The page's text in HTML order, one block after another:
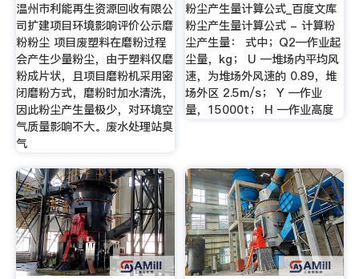
温州市利能再生资源回收有限公
司扩建项目环境影响评价公示磨
粉粉尘 项目废塑料在磨粉过程
会产生少量粉尘，由于塑料仅磨
粉成片状，且项目磨粉机采用密
闭磨粉方式，磨粉时加水清洗，
因此粉尘产生量极少，对环境空
气质量影响不大。废水处理站臭
气
粉尘产生量计算公式_百度文库
粉尘产生量计算公式 - 计算粉
尘产生量： 式中；Q2—作业起
尘量，kg； U —堆场内平均风
速，为堆场外风速的 0.89，堆
场外区 2.5m/s； Y —作业
量，15000t； H —作业高度